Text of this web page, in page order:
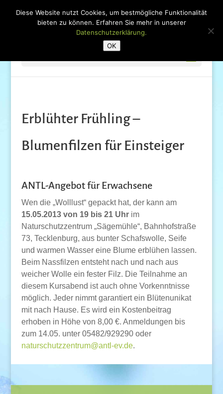
Erblühter Frühling –
Blumenfilzen für Einsteiger
ANTL-Angebot für Erwachsene
Wen die „Wolllust“ gepackt hat, der kann am
15.05.2013 von 19 bis 21 Uhrim
Naturschutzzentrum „Sägemühle“, Bahnhofstraße
73, Tecklenburg, aus bunter Schafswolle, Seife
und warmen Wasser eine Blume erblühen lassen.
Beim Nassfilzen entsteht nach und nach aus
weicher Wolle ein fester Filz. Die Teilnahme an
diesem Kursabend ist auch ohne Vorkenntnisse
möglich. Jeder nimmt garantiert ein Blütenunikat
mit nach Hause. Es wird ein Kostenbeitrag
erhoben in Höhe von 8,00 €. Anmeldungen bis
zum 14.05. unter 05482/929290 oder
naturschutzzentrum@antl-ev.de.
Diese Website nutzt Cookies, um bestmögliche Funktionalität
bieten zu können. Erfahren Sie mehr in unserer
Datenschutzerklärung.
OK